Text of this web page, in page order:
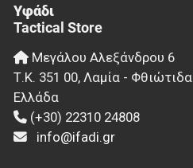
Υφάδι
Tactical Store
Μεγάλου Αλεξάνδρου 6
Τ.Κ. 351 00, Λαμία - Φθιώτιδα
Ελλάδα
(+30) 22310 24808
info@ifadi.gr